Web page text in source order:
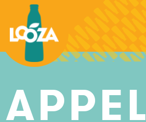
inhoud
APPEL